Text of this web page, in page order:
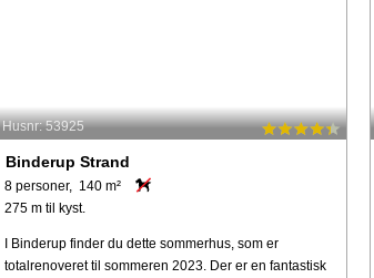
Husnr: 53925
Binderup Strand
8 personer, 140 m²
275 m til kyst.
I Binderup finder du dette sommerhus, som er
totalrenoveret til sommeren 2023. Der er en fantastisk